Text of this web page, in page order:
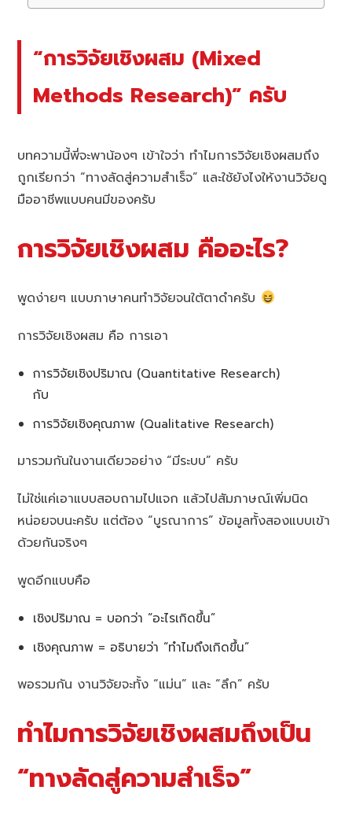
“การวิจัยเชิงผสม (Mixed
Methods Research)” ครับ
บทความนี้พี่จะพาน้องๆ เข้าใจว่า ทำไมการวิจัยเชิงผสมถึง
ถูกเรียกว่า “ทางลัดสู่ความสำเร็จ” และใช้ยังไงให้งานวิจัยดู
มืออาชีพแบบคนมีของครับ
การวิจัยเชิงผสม คืออะไร?
พูดง่ายๆ แบบภาษาคนทำวิจัยจนใต้ตาดำครับ
การวิจัยเชิงผสม คือ การเอา
การวิจัยเชิงปริมาณ (Quantitative Research)
กับ
การวิจัยเชิงคุณภาพ (Qualitative Research)
มารวมกันในงานเดียวอย่าง “มีระบบ” ครับ
ไม่ใช่แค่เอาแบบสอบถามไปแจก แล้วไปสัมภาษณ์เพิ่มนิด
หน่อยจบนะครับ แต่ต้อง “บูรณาการ” ข้อมูลทั้งสองแบบเข้า
ด้วยกันจริงๆ
พูดอีกแบบคือ
เชิงปริมาณ = บอกว่า “อะไรเกิดขึ้น”
เชิงคุณภาพ = อธิบายว่า “ทำไมถึงเกิดขึ้น”
พอรวมกัน งานวิจัยจะทั้ง “แม่น” และ “ลึก” ครับ
ทำไมการวิจัยเชิงผสมถึงเป็น
“ทางลัดสู่ความสำเร็จ”